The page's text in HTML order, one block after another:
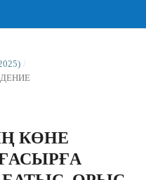
/
КӨНЕ